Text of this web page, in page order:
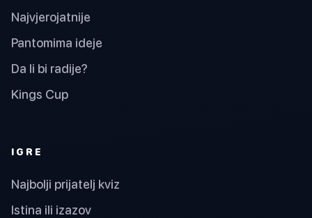
Najvjerojatnije
Pantomima ideje
Da li bi radije?
Kings Cup
IGRE
Najbolji prijatelj kviz
Istina ili izazov